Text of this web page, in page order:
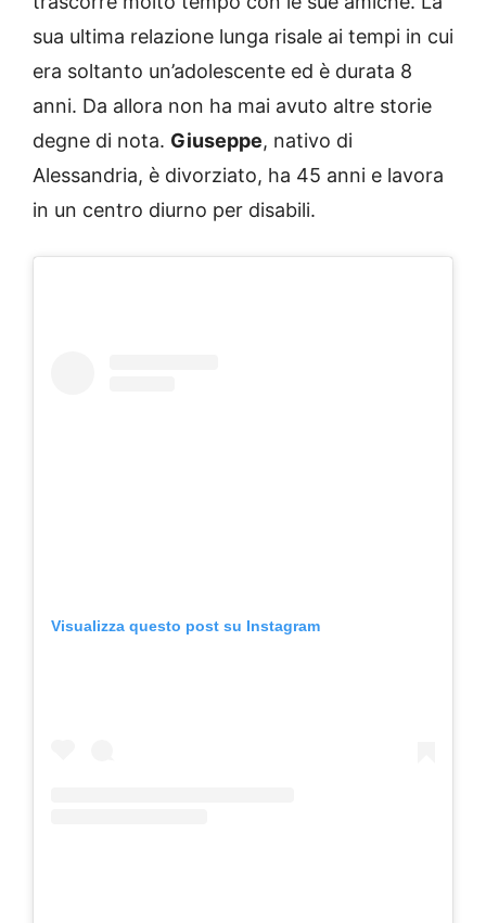
sua ultima relazione lunga risale ai tempi in cui
era soltanto un’adolescente ed è durata 8
anni. Da allora non ha mai avuto altre storie
degne di nota. Giuseppe, nativo di
Alessandria, è divorziato, ha 45 anni e lavora
in un centro diurno per disabili.
Visualizza questo post su Instagram